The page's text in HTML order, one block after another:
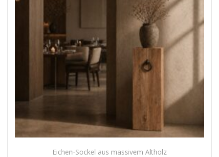
Eichen-Sockel aus massivem Altholz